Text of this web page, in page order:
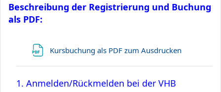
Beschreibung der Registrierung und Buchung
als PDF:
Kursbuchung als PDF zum Ausdrucken
1. Anmelden/Rückmelden bei der VHB